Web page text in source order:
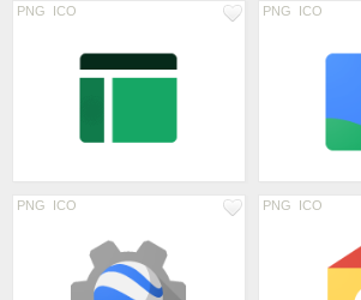
PNG ICO PNG ICO
PNG ICO PNG ICO